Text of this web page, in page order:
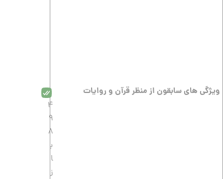
ویژگى هاى سابقون از منظر قرآن و روایات
4
9
8
ب
ا
ز